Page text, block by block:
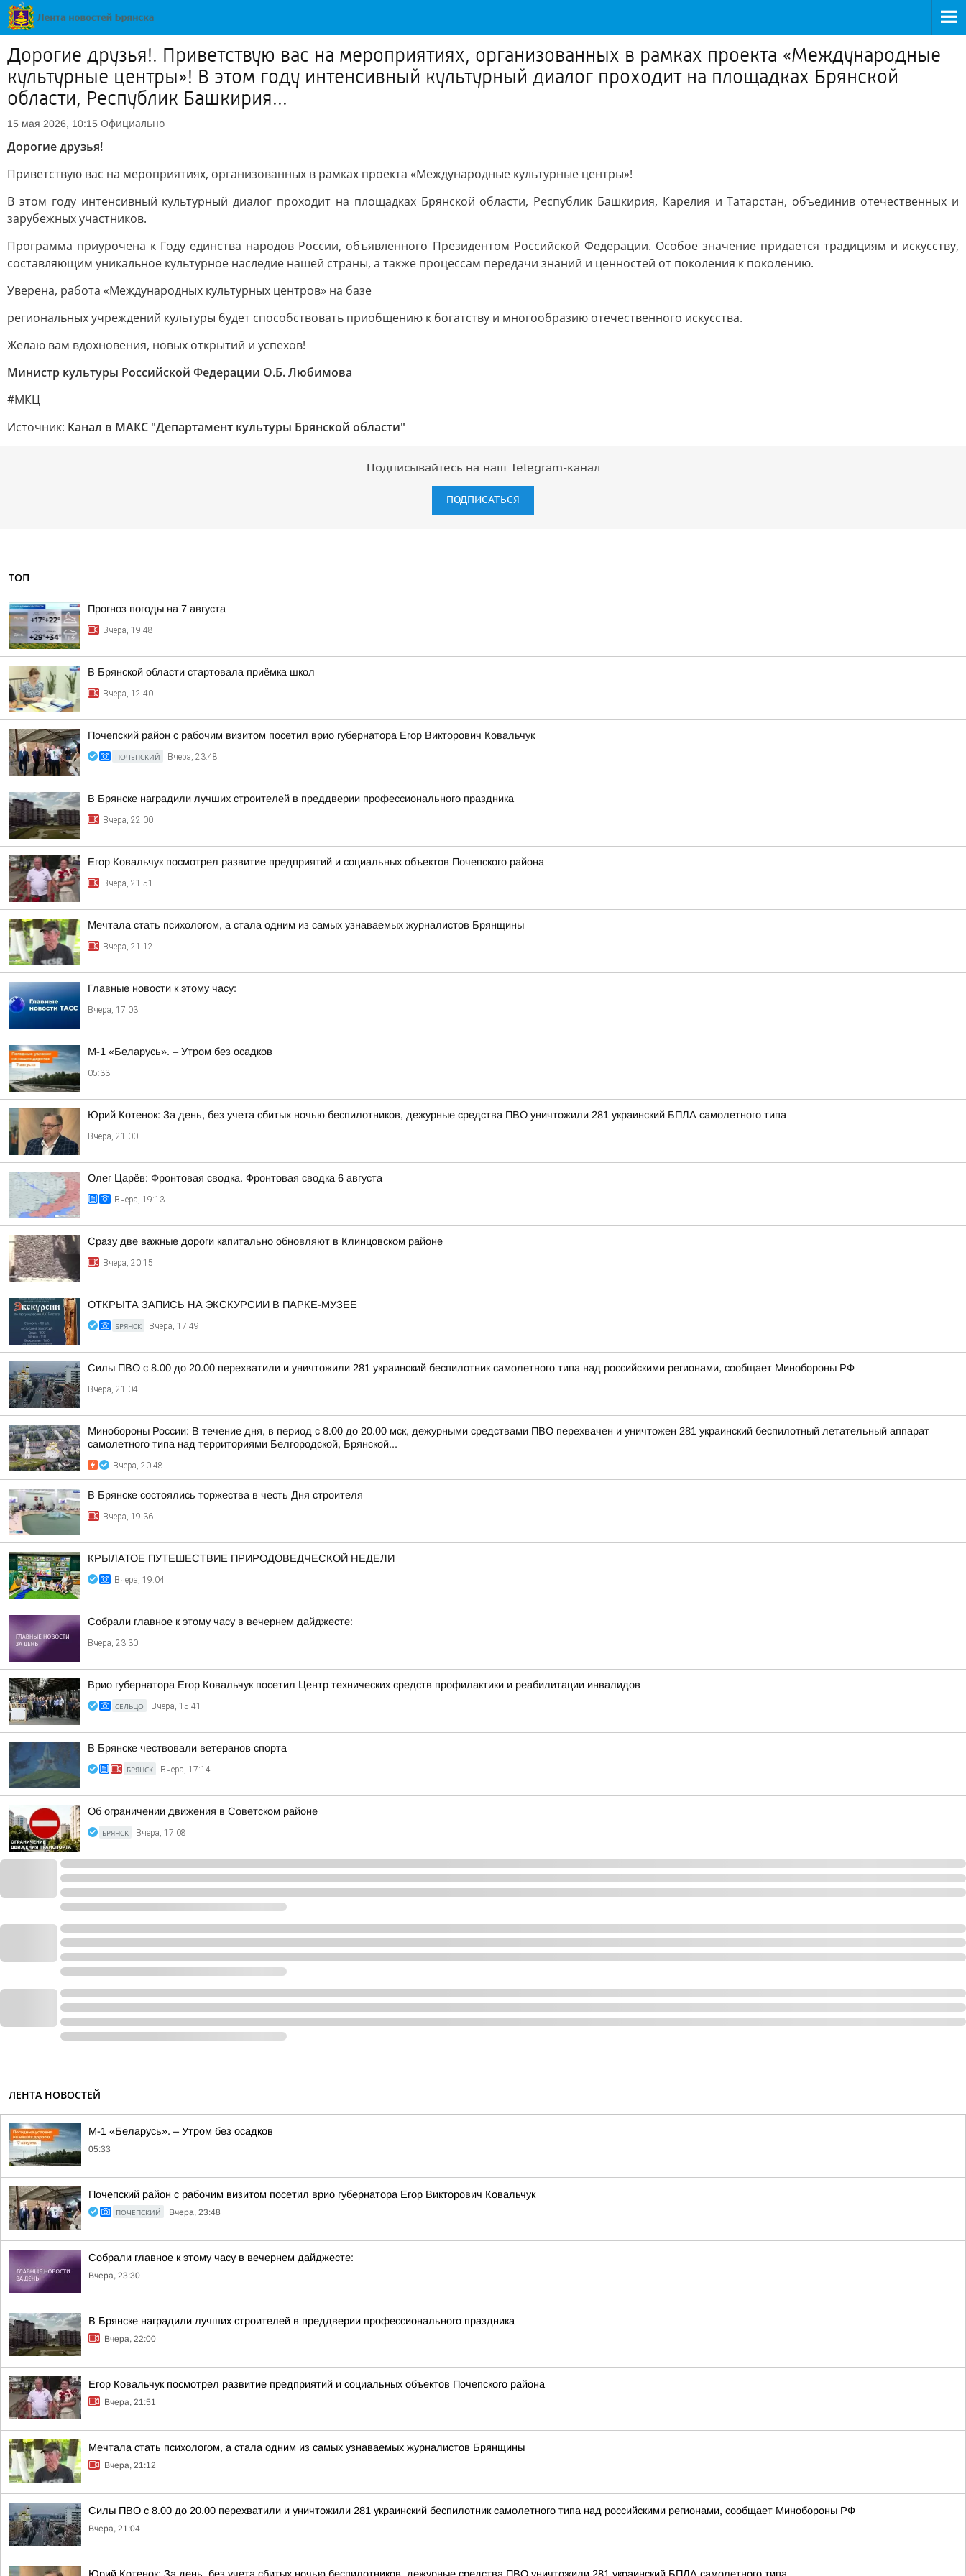
Дорогие друзья!. Приветствую вас на мероприятиях, организованных в рамках проекта «Международные
культурные центры»! В этом году интенсивный культурный диалог проходит на площадках Брянской
области, Республик Башкирия...
15 мая 2026, 10:15 Официально
Дорогие друзья!
Приветствую вас на мероприятиях, организованных в рамках проекта «Международные культурные центры»!
В этом году интенсивный культурный диалог проходит на площадках Брянской области, Республик Башкирия, Карелия и Татарстан, объединив отечественных и
зарубежных участников.
Программа приурочена к Году единства народов России, объявленного Президентом Российской Федерации. Особое значение придается традициям и искусству,
составляющим уникальное культурное наследие нашей страны, а также процессам передачи знаний и ценностей от поколения к поколению.
Уверена, работа «Международных культурных центров» на базе
региональных учреждений культуры будет способствовать приобщению к богатству и многообразию отечественного искусства.
Желаю вам вдохновения, новых открытий и успехов!
Министр культуры Российской Федерации О.Б. Любимова
#МКЦ
Источник: Канал в МАКС "Департамент культуры Брянской области"
Подписывайтесь на наш Telegram-канал
ПОДПИСАТЬСЯ
ТОП
Прогноз погоды на 7 августа
Вчера, 19:48
В Брянской области стартовала приёмка школ
Вчера, 12:40
Почепский район с рабочим визитом посетил врио губернатора Егор Викторович Ковальчук
ПОЧЕПСКИЙ Вчера, 23:48
В Брянске наградили лучших строителей в преддверии профессионального праздника
Вчера, 22:00
Егор Ковальчук посмотрел развитие предприятий и социальных объектов Почепского района
Вчера, 21:51
Мечтала стать психологом, а стала одним из самых узнаваемых журналистов Брянщины
Вчера, 21:12
Главные новости к этому часу:
Вчера, 17:03
М-1 «Беларусь». – Утром без осадков
05:33
Юрий Котенок: За день, без учета сбитых ночью беспилотников, дежурные средства ПВО уничтожили 281 украинский БПЛА самолетного типа
Вчера, 21:00
Олег Царёв: Фронтовая сводка. Фронтовая сводка 6 августа
Вчера, 19:13
Сразу две важные дороги капитально обновляют в Клинцовском районе
Вчера, 20:15
ОТКРЫТА ЗАПИСЬ НА ЭКСКУРСИИ В ПАРКЕ-МУЗЕЕ
БРЯНСК Вчера, 17:49
Силы ПВО с 8.00 до 20.00 перехватили и уничтожили 281 украинский беспилотник самолетного типа над российскими регионами, сообщает Минобороны РФ
Вчера, 21:04
Минобороны России: В течение дня, в период с 8.00 до 20.00 мск, дежурными средствами ПВО перехвачен и уничтожен 281 украинский беспилотный летательный аппарат
самолетного типа над территориями Белгородской, Брянской...
Вчера, 20:48
В Брянске состоялись торжества в честь Дня строителя
Вчера, 19:36
КРЫЛАТОЕ ПУТЕШЕСТВИЕ ПРИРОДОВЕДЧЕСКОЙ НЕДЕЛИ
Вчера, 19:04
Собрали главное к этому часу в вечернем дайджесте:
Вчера, 23:30
Врио губернатора Егор Ковальчук посетил Центр технических средств профилактики и реабилитации инвалидов
СЕЛЬЦО Вчера, 15:41
В Брянске чествовали ветеранов спорта
БРЯНСК Вчера, 17:14
Об ограничении движения в Советском районе
БРЯНСК Вчера, 17:08
ЛЕНТА НОВОСТЕЙ
М-1 «Беларусь». – Утром без осадков
05:33
Почепский район с рабочим визитом посетил врио губернатора Егор Викторович Ковальчук
ПОЧЕПСКИЙ Вчера, 23:48
Собрали главное к этому часу в вечернем дайджесте:
Вчера, 23:30
В Брянске наградили лучших строителей в преддверии профессионального праздника
Вчера, 22:00
Егор Ковальчук посмотрел развитие предприятий и социальных объектов Почепского района
Вчера, 21:51
Мечтала стать психологом, а стала одним из самых узнаваемых журналистов Брянщины
Вчера, 21:12
Силы ПВО с 8.00 до 20.00 перехватили и уничтожили 281 украинский беспилотник самолетного типа над российскими регионами, сообщает Минобороны РФ
Вчера, 21:04